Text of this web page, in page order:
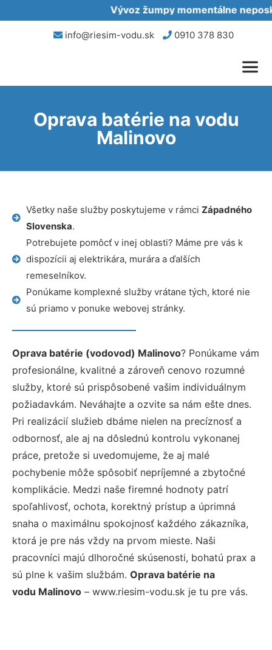
Vývoz žumpy momentálne
info@riesim-vodu.sk 0910 378 830
Oprava batérie na vodu
Malinovo
Všetky naše služby poskytujeme v rámci Západného
Slovenska.
Potrebujete pomôcť v inej oblasti? Máme pre vás k
dispozícii aj elektrikára, murára a ďalších
remeselníkov.
Ponúkame komplexné služby vrátane tých, ktoré nie
sú priamo v ponuke webovej stránky.
Oprava batérie (vodovod) Malinovo? Ponúkame vám
profesionálne, kvalitné a zároveň cenovo rozumné
služby, ktoré sú prispôsobené vašim individuálnym
požiadavkám. Neváhajte a ozvite sa nám ešte dnes.
Pri realizácií služieb dbáme nielen na precíznosť a
odbornosť, ale aj na dôslednú kontrolu vykonanej
práce, pretože si uvedomujeme, že aj malé
pochybenie môže spôsobiť nepríjemné a zbytočné
komplikácie. Medzi naše firemné hodnoty patrí
spoľahlivosť, ochota, korektný prístup a úprimná
snaha o maximálnu spokojnosť každého zákazníka,
ktorá je pre nás vždy na prvom mieste. Naši
pracovníci majú dlhoročné skúsenosti, bohatú prax a
sú plne k vašim službám. Oprava batérie na
vodu Malinovo – www.riesim-vodu.sk je tu pre vás.